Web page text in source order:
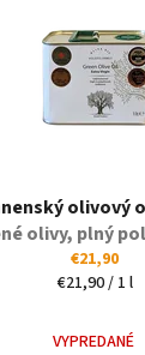
olivový
olivy, plný
€21,90
Jednotková
€21,90 / 1 l
VYPREDANÉ